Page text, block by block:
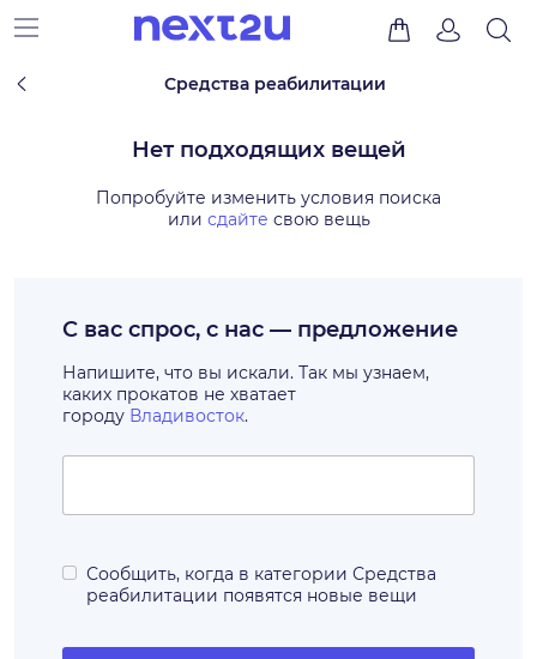
Средства реабилитации
Нет подходящих вещей
Попробуйте изменить условия поиска
или сдайте свою вещь
С вас спрос, с нас — предложение
Напишите, что вы искали. Так мы узнаем,
каких прокатов не хватает
городу Владивосток.
Сообщить, когда в категории Средства
реабилитации появятся новые вещи